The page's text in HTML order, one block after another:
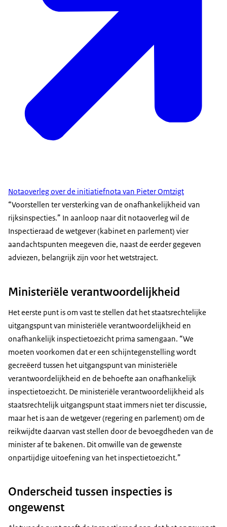
Notaoverleg over de initiatiefnota van Pieter Omtzigt
“Voorstellen ter versterking van de onafhankelijkheid van
rijksinspecties.” In aanloop naar dit notaoverleg wil de
Inspectieraad de wetgever (kabinet en parlement) vier
aandachtspunten meegeven die, naast de eerder gegeven
adviezen, belangrijk zijn voor het wetstraject.
Ministeriële verantwoordelijkheid
Het eerste punt is om vast te stellen dat het staatsrechtelijke
uitgangspunt van ministeriële verantwoordelijkheid en
onafhankelijk inspectietoezicht prima samengaan. “We
moeten voorkomen dat er een schijntegenstelling wordt
gecreëerd tussen het uitgangspunt van ministeriële
verantwoordelijkheid en de behoefte aan onafhankelijk
inspectietoezicht. De ministeriële verantwoordelijkheid als
staatsrechtelijk uitgangspunt staat immers niet ter discussie,
maar het is aan de wetgever (regering en parlement) om de
reikwijdte daarvan vast stellen door de bevoegdheden van de
minister af te bakenen. Dit omwille van de gewenste
onpartijdige uitoefening van het inspectietoezicht.”
Onderscheid tussen inspecties is
ongewenst